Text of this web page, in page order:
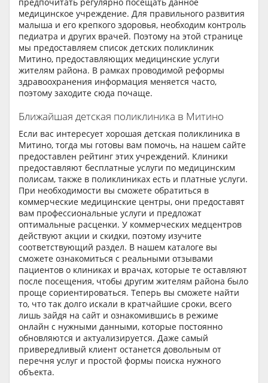
медицинское учреждение. Для правильного развития
малыша и его крепкого здоровья, необходим контроль
педиатра и других врачей. Поэтому на этой странице
мы предоставляем список детских поликлиник
Митино, предоставляющих медицинские услуги
жителям района. В рамках проводимой реформы
здравоохранения информация меняется часто,
поэтому заходите сюда почаще.
Ближайшая детская поликлиника в Митино
Если вас интересует хорошая детская поликлиника в
Митино, тогда мы готовы вам помочь, на нашем сайте
предоставлен рейтинг этих учреждений. Клиники
предоставляют бесплатные услуги по медицинским
полисам, также в поликлиниках есть и платные услуги.
При необходимости вы сможете обратиться в
коммерческие медицинские центры, они предоставят
вам профессиональные услуги и предложат
оптимальные расценки. У коммерческих медцентров
действуют акции и скидки, поэтому изучите
соответствующий раздел. В нашем каталоге вы
сможете ознакомиться с реальными отзывами
пациентов о клиниках и врачах, которые те оставляют
после посещения, чтобы другим жителям района было
проще сориентироваться. Теперь вы сможете найти
то, что так долго искали в кратчайшие сроки, всего
лишь зайдя на сайт и ознакомившись в режиме
онлайн с нужными данными, которые постоянно
обновляются и актуализируется. Даже самый
привередливый клиент останется довольным от
перечня услуг и простой формы поиска нужного
объекта.